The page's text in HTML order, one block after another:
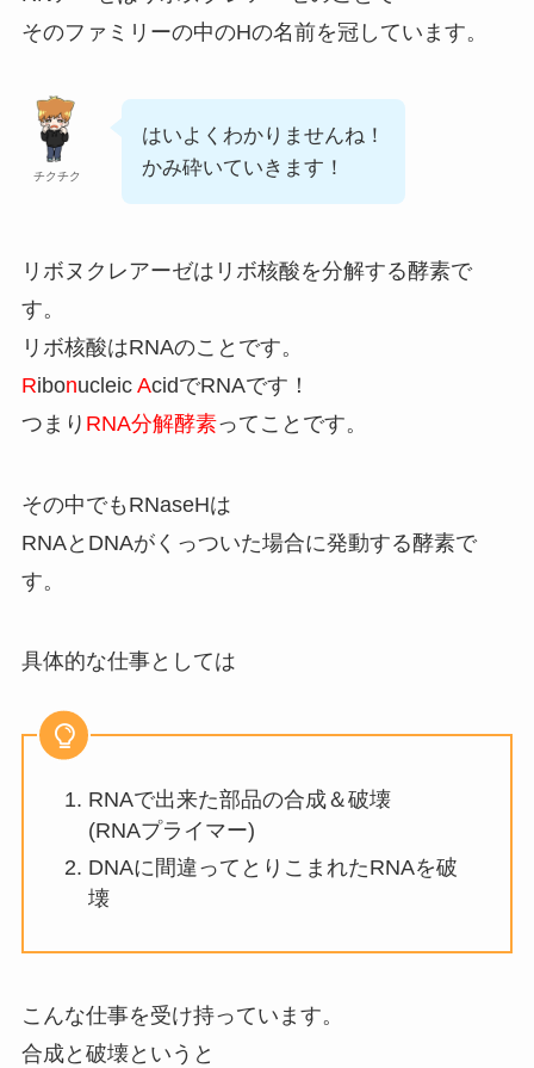
そのファミリーの中のHの名前を冠しています。
チクチク
はいよくわかりませんね！
かみ砕いていきます！
リボヌクレアーゼはリボ核酸を分解する酵素で
す。
リボ核酸はRNAのことです。
Ribonucleic AcidでRNAです！
つまり RNA分解酵素ってことです。
その中でもRNaseHは
RNAとDNAがくっついた場合に発動する酵素で
す。
具体的な仕事としては
RNAで出来た部品の合成＆破壊
(RNAプライマー)
DNAに間違ってとりこまれたRNAを破
壊
こんな仕事を受け持っています。
合成と破壊というと